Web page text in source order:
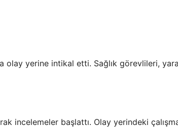
yerine intikal etti. Sağlık görevlileri,
incelemeler başlattı. Olay yerindeki